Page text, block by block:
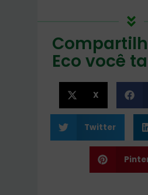
Eco você
X
Twitter